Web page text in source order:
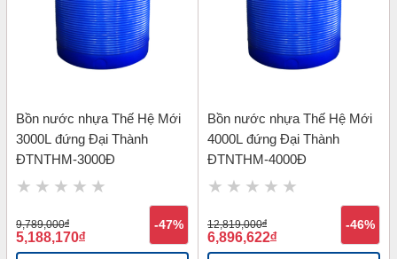
Bồn nước nhựa Thế Hệ Mới
3000L đứng Đại Thành
ĐTNTHM-3000Đ
9,789,000đ
5,188,170đ
-47%
Bồn nước nhựa Thế Hệ Mới
4000L đứng Đại Thành
ĐTNTHM-4000Đ
12,819,000đ
6,896,622đ
-46%